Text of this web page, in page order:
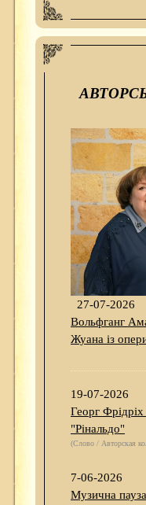
27-07-2026
Вольфганг
Жуана із
19-07-2026
Георг
"Рінальдо"
(Слово / Авторская
7-06-2026
Музична